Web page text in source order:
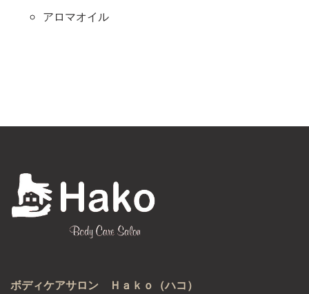
アロマオイル
ボディケアサロン Ｈａｋｏ（ハコ）